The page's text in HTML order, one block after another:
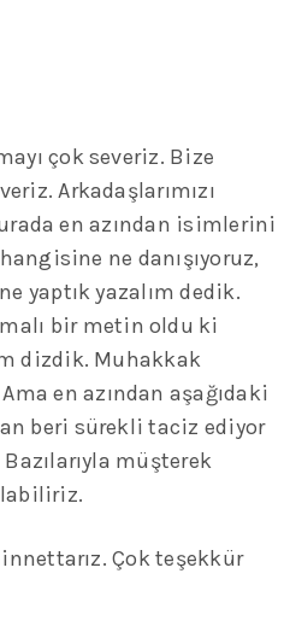
çok severiz. Bize
Arkadaşlarımızı
en azından isimlerini
ne danışıyoruz,
yaptık yazalım dedik.
bir metin oldu ki
dizdik. Muhakkak
en azından aşağıdaki
beri sürekli taciz ediyor
müşterek
Çok teşekkür